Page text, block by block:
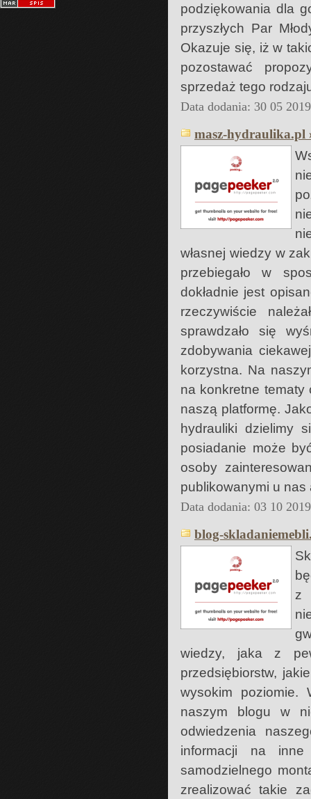
podziękowania dla
przyszłych Par
Okazuje się, iż w
pozostawać
sprzedaż tego
Data dodania: 30 05
masz-hydraulika.pl
własnej wiedzy w
przebiegało w
dokładnie jest
rzeczywiście
sprawdzało się
zdobywania
korzystna. Na
na konkretne tematy
naszą platformę.
hydrauliki dzielimy
posiadanie może
osoby
publikowanymi u nas
Data dodania: 03 10
blog-
z
wiedzy, jaka z
przedsiębiorstw,
wysokim poziomie.
naszym blogu w
odwiedzenia
informacji na inne
samodzielnego
zrealizować takie